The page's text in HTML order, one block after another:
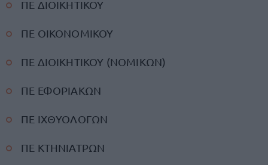
ΠΕ ΔΙΟΙΚΗΤΙΚΟΥ
ΠΕ ΟΙΚΟΝΟΜΙΚΟΥ
ΠΕ ΔΙΟΙΚΗΤΙΚΟΥ (ΝΟΜΙΚΩΝ)
ΠΕ ΕΦΟΡΙΑΚΩΝ
ΠΕ ΙΧΘΥΟΛΟΓΩΝ
ΠΕ ΚΤΗΝΙΑΤΡΩΝ